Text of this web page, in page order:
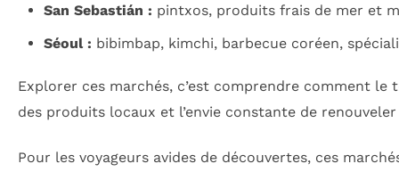
San Sebastián : pintxos, produits frais de mer et
Séoul : bibimbap, kimchi, barbecue coréen,
Explorer ces marchés, c’est comprendre comment
des produits locaux et l’envie constante de renouveler
Pour les voyageurs avides de découvertes, ces